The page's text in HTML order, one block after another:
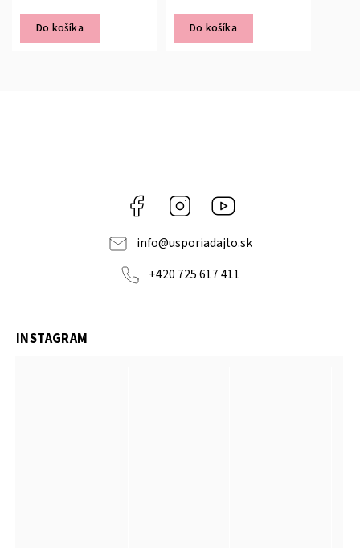
Do košíka Do košíka
Facebook Instagram
info@usporiadajto.sk
+420 725 617 411
INSTAGRAM